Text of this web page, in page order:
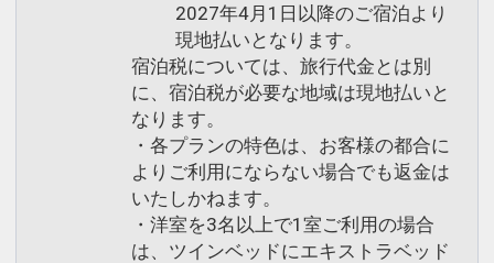
2027年4月1日以降のご宿泊より
現地払いとなります。
宿泊税については、旅行代金とは別
に、宿泊税が必要な地域は現地払いと
なります。
・各プランの特色は、お客様の都合に
よりご利用にならない場合でも返金は
いたしかねます。
・洋室を3名以上で1室ご利用の場合
は、ツインベッドにエキストラベッド